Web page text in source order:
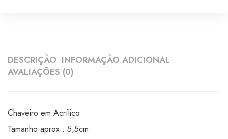
DESCRIÇÃO INFORMAÇÃO ADICIONAL
AVALIAÇÕES (0)
Chaveiro em Acrílico
Tamanho aprox.: 5,5cm